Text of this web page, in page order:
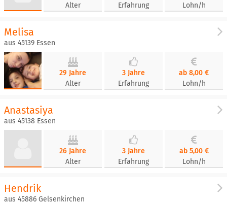
Alter
Erfahrung
Lohn/h
Melisa
aus 45139 Essen
29 Jahre
Alter
3 Jahre
Erfahrung
ab 8,00 €
Lohn/h
Anastasiya
aus 45138 Essen
26 Jahre
Alter
3 Jahre
Erfahrung
ab 5,00 €
Lohn/h
Hendrik
aus 45886 Gelsenkirchen